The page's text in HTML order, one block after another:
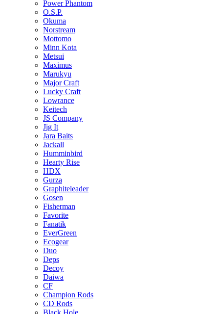
Power Phantom
O.S.P.
Okuma
Norstream
Mottomo
Minn Kota
Metsui
Maximus
Marukyu
Major Craft
Lucky Craft
Lowrance
Keitech
JS Company
Jig It
Jara Baits
Jackall
Humminbird
Hearty Rise
HDX
Gurza
Graphiteleader
Gosen
Fisherman
Favorite
Fanatik
EverGreen
Ecogear
Duo
Deps
Decoy
Daiwa
CF
Champion Rods
CD Rods
Black Hole